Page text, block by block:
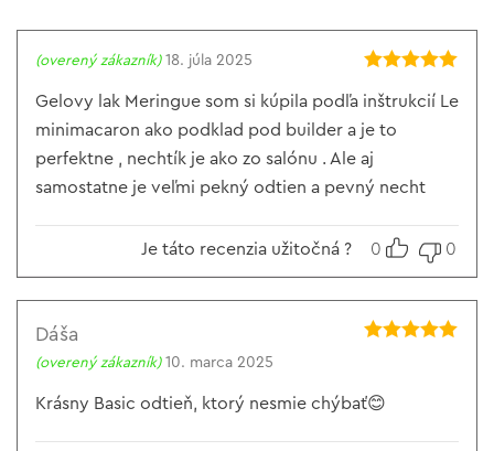
z 5
(overený zákazník) 18. júla 2025
Gelovy lak Meringue som si kúpila podľa inštrukcií Le
minimacaron ako podklad pod builder a je to
perfektne , nechtík je ako zo salónu . Ale aj
samostatne je veľmi pekný odtien a pevný necht
Je táto recenzia užitočná ? 0 0
Dáša
(overený zákazník) 10. marca 2025
Krásny Basic odtieň, ktorý nesmie chýbať😊